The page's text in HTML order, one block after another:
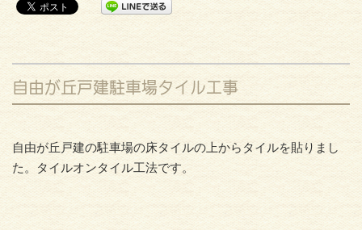
自由が丘戸建駐車場タイル工事
自由が丘戸建の駐車場の床タイルの上からタイルを貼りまし
た。タイルオンタイル工法です。